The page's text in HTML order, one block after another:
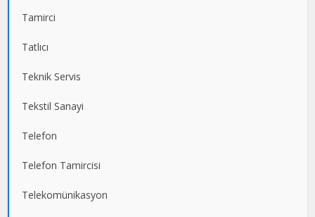
Tamirci
Tatlıcı
Teknik Servis
Tekstil Sanayi
Telefon
Telefon Tamircisi
Telekomünikasyon